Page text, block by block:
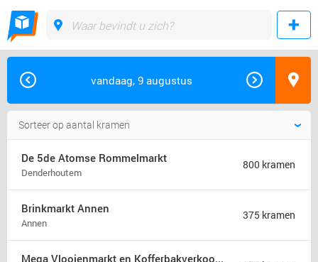
vandaag, 9 augustus
De 5de Atomse Rommelmarkt
Denderhoutem
800 kramen
Brinkmarkt Annen
Annen
375 kramen
Mega Vlooienmarkt en Kofferbakverkoop Groningen (mega markt)